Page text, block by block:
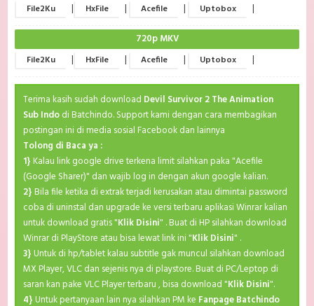
File2Ku | HxFile | Acefile | Uptobox |
720p MKV
File2Ku | HxFile | Acefile | Uptobox |
Terima kasih sudah download Devil Survivor 2 The Animation
Sub Indodi Batchindo. Support kami dengan cara membagikan
postingan ini di media sosial Facebook dan lainnya
Tolong di Baca ya :
1} Kalau link google drive terkena limit silahkan paka "Acefile
(Google Sharer)" dan wajib log in dengan akun google kalian.
2} Bila file ketika di extrak terjadi kerusakan atau dimintai password
coba di uninstal dan upgrade ke versi terbaru aplikasi Winrar kalian
untuk download gratis "Klik Disini" . Buat di HP silahkan download
Winrar di PlayStore atau bisa lewat link ini "Klik Disini" .
3} Untuk di hp/tablet kalau subtitle gak muncul silahkan download
MX Player, VLC dan sejenis nya di playstore. Buat di PC/Leptop di
saran kan pake VLC Player terbaru , bisa download "Klik Disini".
4} Untuk pertanyaan lain nya silahkan PM ke Fanpage Batchindo